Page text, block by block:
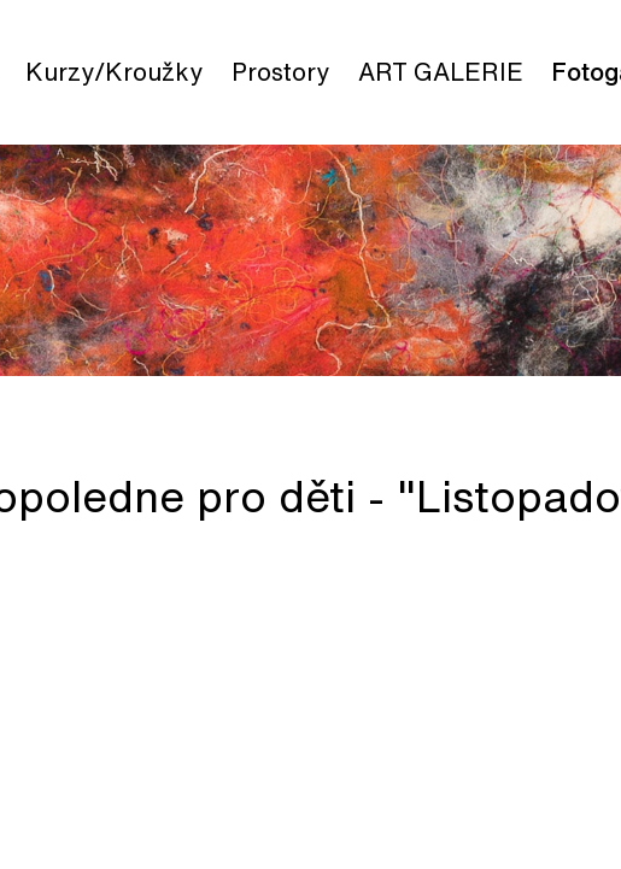
Kurzy/Kroužky Prostory ART GALERIE
pro děti -